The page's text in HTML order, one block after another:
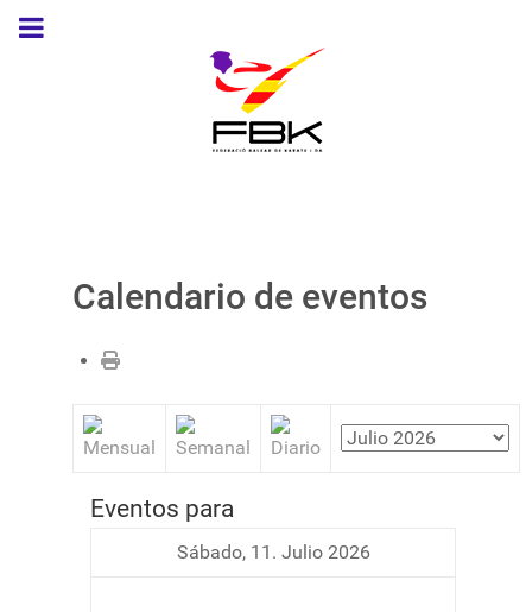
Calendario de eventos
Eventos para
Sábado, 11. Julio 2026